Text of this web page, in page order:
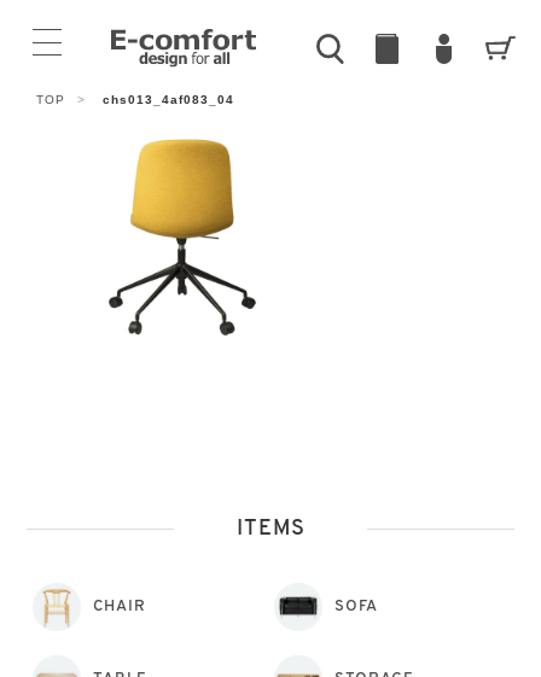
TOP > chs013_4af083_04
ITEMS
CHAIR SOFA